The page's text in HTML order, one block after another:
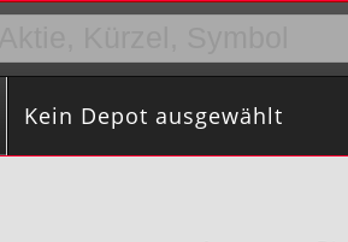
Kein Depot ausgewählt